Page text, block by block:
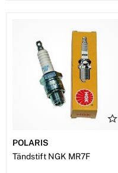
POLARIS
Tändstift NGK MR7F